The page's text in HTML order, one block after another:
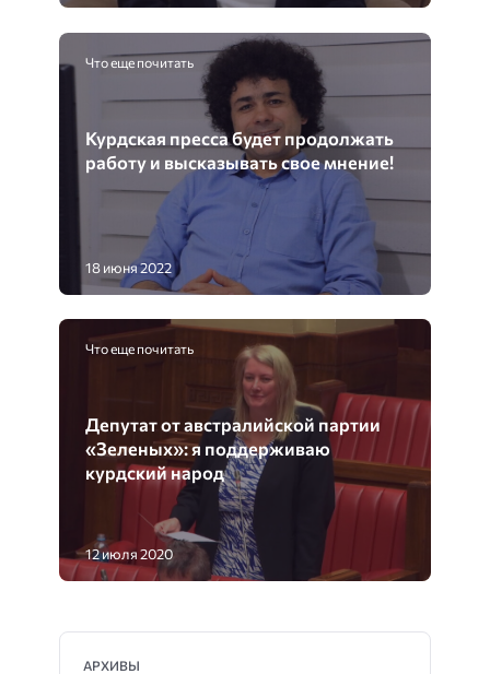
Что еще почитать
Курдская пресса будет продолжать
работу и выcказывать свое мнение!
18 июня 2022
Что еще почитать
Депутат от австралийской партии
«Зеленых»: я поддерживаю
курдский народ
12 июля 2020
АРХИВЫ